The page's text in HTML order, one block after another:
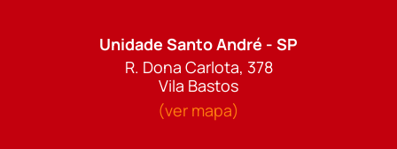
Unidade Santo André - SP
R. Dona Carlota, 378
Vila Bastos
(ver mapa)